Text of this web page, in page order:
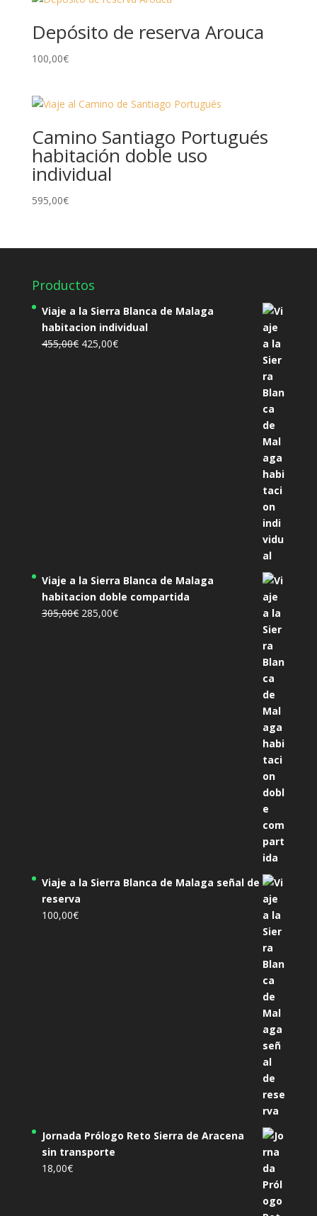
Depósito de reserva Arouca
100,00€
Camino Santiago Portugués
habitación doble uso
individual
595,00€
Productos
Viaje a la Sierra Blanca de Malaga
habitacion individual
455,00€ El
425,00€El
Viaje a la Sierra Blanca de Malaga
habitacion doble compartida
305,00€ El
285,00€El
Viaje a la Sierra Blanca de Malaga señal de
reserva
100,00€
Jornada Prólogo Reto Sierra de Aracena
sin transporte
18,00€